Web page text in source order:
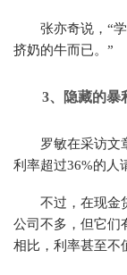
张亦奇说，“
挤奶的牛而已。”
3、 隐藏的暴
罗敏在采访文
利率超过36%的人
不过，在现金
公司不多，但它们
相比，利率甚至不